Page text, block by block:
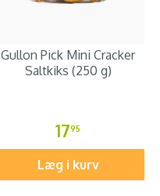
Gullon Pick Mini Cracker
Saltkiks (250 g)
1795
Læg i kurv